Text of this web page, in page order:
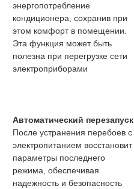
энергопотребление
кондиционера, сохранив при
этом комфорт в помещении.
Эта функция может быть
полезна при перегрузке сети
электроприборами
Автоматический перезапуск
После устранения перебоев с
электропитанием восстановит
параметры последнего
режима, обеспечивая
надежность и безопасность